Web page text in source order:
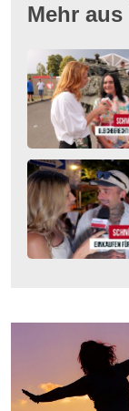
Mehr aus